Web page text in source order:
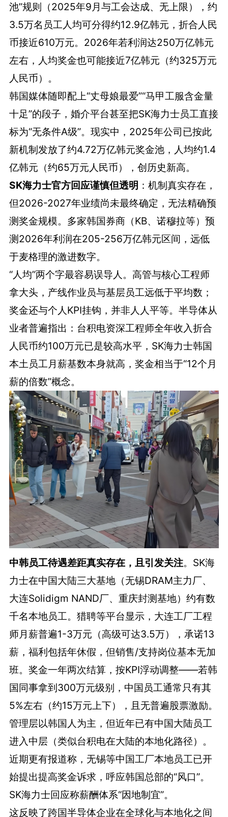
池”规则（2025年9月与工会达成、无上限），约
3.5万名员工人均可分得约12.9亿韩元，折合人民
币接近610万元。2026年若利润达250万亿韩元
左右，人均奖金也可能接近7亿韩元（约325万元
人民币）。
韩国媒体随即配上“丈母娘最爱”“马甲工服含金量
十足”的段子，婚介平台甚至把SK海力士员工直接
标为“无条件A级”。现实中，2025年公司已按此
新机制发放了约4.72万亿韩元奖金池，人均约1.4
亿韩元（约65万元人民币），创历史新高。
SK海力士官方回应谨慎但透明 ：机制真实存在，
但2026-2027年业绩尚未最终确定，无法精确预
测奖金规模。多家韩国券商（KB、诺穆拉等）预
测2026年利润在205-256万亿韩元区间，远低
于麦格理的激进数字。
“人均”两个字最容易误导人。高管与核心工程师
拿大头，产线作业员与基层员工远低于平均数；
奖金还与个人KPI挂钩，并非人人平等。半导体从
业者普遍指出：台积电资深工程师全年收入折合
人民币约100万元已是较高水平，SK海力士韩国
本土员工月薪基数本身就高，奖金相当于“12个月
薪的倍数”概念。
中韩员工待遇差距真实存在，且引发关注。SK海
力士在中国大陆三大基地（无锡DRAM主力厂、
大连Solidigm NAND厂、重庆封测基地）约有数
千名本地员工。猎聘等平台显示，大连工厂工程
师月薪普遍1-3万元（高级可达3.5万），承诺13
薪，福利包括年休假，但销售/支持岗位基本无加
班。奖金一年两次结算，按KPI浮动调整——若韩
国同事拿到300万元级别，中国员工通常只有其
5%左右（约15万元上下），且无普遍股票激励。
管理层以韩国人为主，但近年已有中国大陆员工
进入中层（类似台积电在大陆的本地化路径）。
近期更有报道称，无锡等中国工厂本地员工已开
始提出提高奖金诉求，呼应韩国总部的“风口”。
SK海力士回应称薪酬体系“因地制宜”。
这反映了跨国半导体企业在全球化与本地化之间